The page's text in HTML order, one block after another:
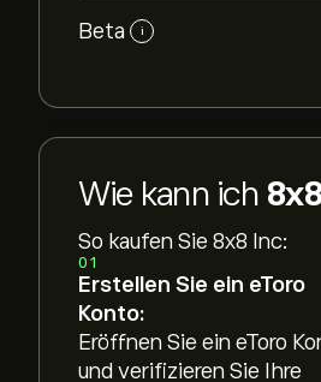
Beta i
Wie kann ich
So kaufen Sie 8x8 Inc:
01
Erstellen Sie ein eToro
Konto:
Eröffnen Sie ein eToro
und verifizieren Sie Ihre